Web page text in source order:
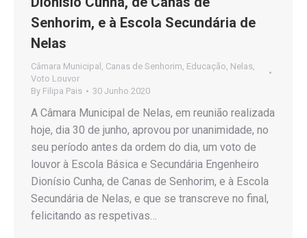
Senhorim, e à Escola Secundária de
Nelas
Câmara Municipal Canas de Senhorim Educação Nelas
Voto Louvor
By Filipa Pais 30 Junho 2020
A Câmara Municipal de Nelas, em reunião realizada
hoje, dia 30 de junho, aprovou por unanimidade, no
seu período antes da ordem do dia, um voto de
louvor à Escola Básica e Secundária Engenheiro
Dionísio Cunha, de Canas de Senhorim, e à Escola
Secundária de Nelas, e que se transcreve no final,
felicitando as respetivas…